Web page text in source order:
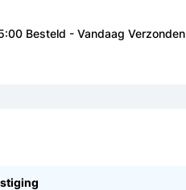
Besteld - Vandaag Verzonden